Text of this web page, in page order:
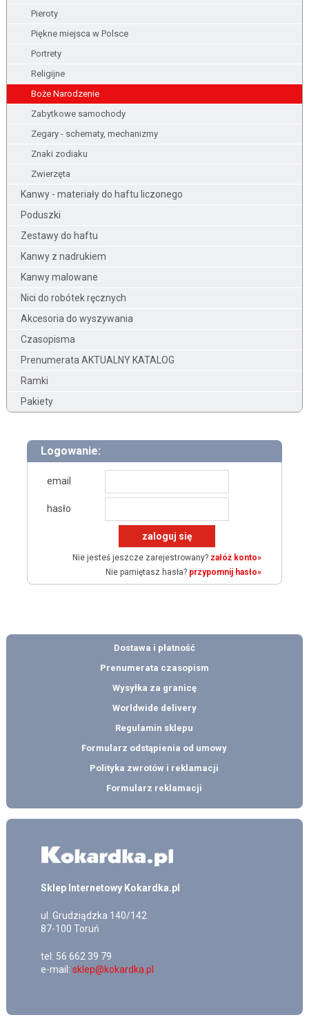
Pieroty
Piękne miejsca w Polsce
Portrety
Religijne
Boże Narodzenie
Zabytkowe samochody
Zegary - schematy, mechanizmy
Znaki zodiaku
Zwierzęta
Kanwy - materiały do haftu liczonego
Poduszki
Zestawy do haftu
Kanwy z nadrukiem
Kanwy malowane
Nici do robótek ręcznych
Akcesoria do wyszywania
Czasopisma
Prenumerata AKTUALNY KATALOG
Ramki
Pakiety
Logowanie:
email
hasło
Nie jesteś jeszcze zarejestrowany? załóż konto»
Nie pamiętasz hasła? przypomnij hasło»
Dostawa i płatność
Prenumerata czasopism
Wysyłka za granicę
Worldwide delivery
Regulamin sklepu
Formularz odstąpienia od umowy
Polityka zwrotów i reklamacji
Formularz reklamacji
Sklep Internetowy Kokardka.pl
ul. Grudziądzka 140/142
87-100 Toruń
tel: 56 662 39 79
e-mail: sklep@kokardka.pl